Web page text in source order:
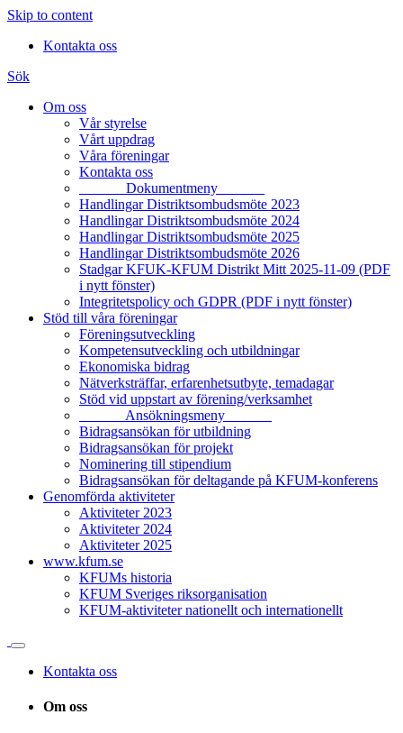
Skip to content
Kontakta oss
Sök
Om oss
Vår styrelse
Vårt uppdrag
Våra föreningar
Kontakta oss
______ Dokumentmeny ______
Handlingar Distriktsombudsmöte 2023
Handlingar Distriktsombudsmöte 2024
Handlingar Distriktsombudsmöte 2025
Handlingar Distriktsombudsmöte 2026
Stadgar KFUK-KFUM Distrikt Mitt 2025-11-09 (PDF
i nytt fönster)
Integritetspolicy och GDPR (PDF i nytt fönster)
Stöd till våra föreningar
Föreningsutveckling
Kompetensutveckling och utbildningar
Ekonomiska bidrag
Nätverksträffar, erfarenhetsutbyte, temadagar
Stöd vid uppstart av förening/verksamhet
______ Ansökningsmeny ______
Bidragsansökan för utbildning
Bidragsansökan för projekt
Nominering till stipendium
Bidragsansökan för deltagande på KFUM-konferens
Genomförda aktiviteter
Aktiviteter 2023
Aktiviteter 2024
Aktiviteter 2025
www.kfum.se
KFUMs historia
KFUM Sveriges riksorganisation
KFUM-aktiviteter nationellt och internationellt
Kontakta oss
Om oss